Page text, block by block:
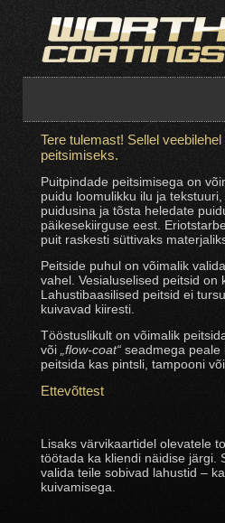
Tere tulemast! Sellel
peitsimiseks.
Puitpindade peitsimisega on
puidu loomulikku ilu ja
puidusina ja tõsta heledate
päikesekiirguse eest.
puit raskesti süttivaks
Peitside puhul on võimalik
vahel. Vesialuselised peitsid
Lahustibaasilised peitsid ei
kuivavad kiiresti.
Tööstuslikult on võimalik
või „flow-coat“ seadmega peale
peitsida kas pintsli, tampooni
Ettevõttest
Lisaks värvikaartidel olevatele
töötada ka kliendi näidise järgi.
valida teile sobivad lahustid –
kuivamisega.